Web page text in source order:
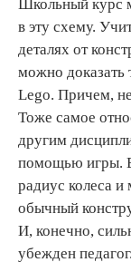
Школьный курс
в эту схему.
деталях от
можно доказать
Lego. Причем,
Тоже самое
другим
помощью игры.
радиус колеса
обычный
И, конечно,
убежден